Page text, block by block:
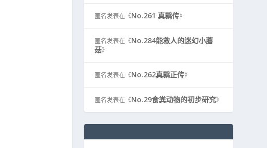
匿名发表在《No.261 真鹮传》
匿名发表在《No.284能救人的迷幻小蘑
菇》
匿名发表在《No.262真鹮正传》
匿名发表在《No.29食粪动物的初步研究》